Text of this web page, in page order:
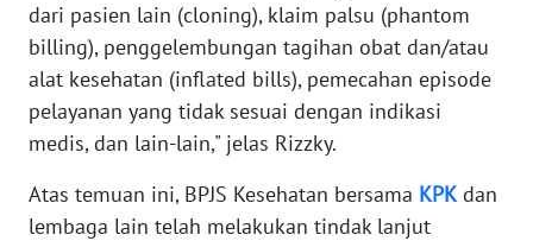
dari pasien lain (cloning), klaim palsu (phantom
billing), penggelembungan tagihan obat dan/atau
alat kesehatan (inflated bills), pemecahan episode
pelayanan yang tidak sesuai dengan indikasi
medis, dan lain-lain," jelas Rizzky.
Atas temuan ini, BPJS Kesehatan bersama KPKdan
lembaga lain telah melakukan tindak lanjut
WN
PAPUA
WN
PAPUA
WN